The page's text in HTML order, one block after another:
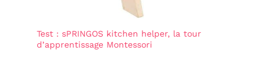
Test : sPRINGOS kitchen helper, la tour
d’apprentissage Montessori